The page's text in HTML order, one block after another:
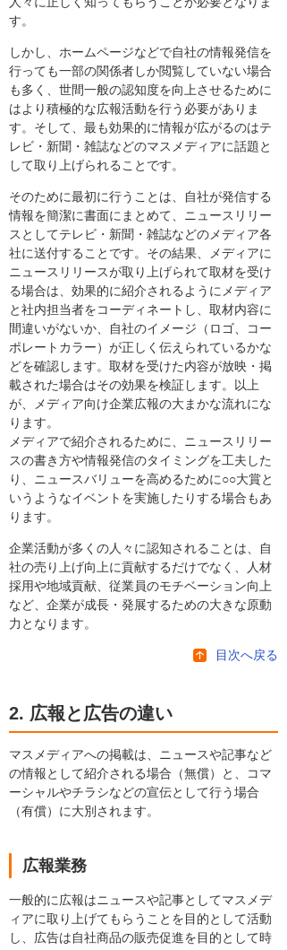
す。
しかし、ホームページなどで自社の情報発信を
行っても一部の関係者しか閲覧していない場合
も多く、世間一般の認知度を向上させるために
はより積極的な広報活動を行う必要がありま
す。そして、最も効果的に情報が広がるのはテ
レビ・新聞・雑誌などのマスメディアに話題と
して取り上げられることです。
そのために最初に行うことは、自社が発信する
情報を簡潔に書面にまとめて、ニュースリリー
スとしてテレビ・新聞・雑誌などのメディア各
社に送付することです。その結果、メディアに
ニュースリリースが取り上げられて取材を受け
る場合は、効果的に紹介されるようにメディア
と社内担当者をコーディネートし、取材内容に
間違いがないか、自社のイメージ（ロゴ、コー
ポレートカラー）が正しく伝えられているかな
どを確認します。取材を受けた内容が放映・掲
載された場合はその効果を検証します。以上
が、メディア向け企業広報の大まかな流れにな
ります。
メディアで紹介されるために、ニュースリリー
スの書き方や情報発信のタイミングを工夫した
り、ニュースバリューを高めるために○○大賞と
いうようなイベントを実施したりする場合もあ
ります。
企業活動が多くの人々に認知されることは、自
社の売り上げ向上に貢献するだけでなく、人材
採用や地域貢献、従業員のモチベーション向上
など、企業が成長・発展するための大きな原動
力となります。
目次へ戻る
2. 広報と広告の違い
マスメディアへの掲載は、ニュースや記事など
の情報として紹介される場合（無償）と、コマ
ーシャルやチラシなどの宣伝として行う場合
（有償）に大別されます。
広報業務
一般的に広報はニュースや記事としてマスメデ
ィアに取り上げてもらうことを目的として活動
し、広告は自社商品の販売促進を目的として時